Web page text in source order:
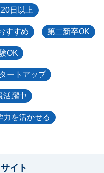
日以上
すすめ 第二新卒OK
OK
ートアップ
活躍中
力を活かせる
イト